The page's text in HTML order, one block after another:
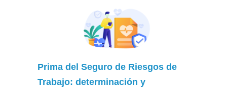
Prima del Seguro de Riesgos de
Trabajo: determinación y